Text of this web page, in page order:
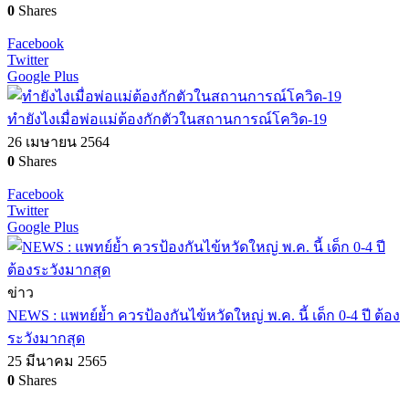
0 Shares
Facebook
Twitter
Google Plus
ทำยังไงเมื่อพ่อแม่ต้องกักตัวในสถานการณ์โควิด-19
26 เมษายน 2564
0 Shares
Facebook
Twitter
Google Plus
ข่าว
NEWS : แพทย์ย้ำ ควรป้องกันไข้หวัดใหญ่ พ.ค. นี้ เด็ก 0-4 ปี ต้อง
ระวังมากสุด
25 มีนาคม 2565
0 Shares